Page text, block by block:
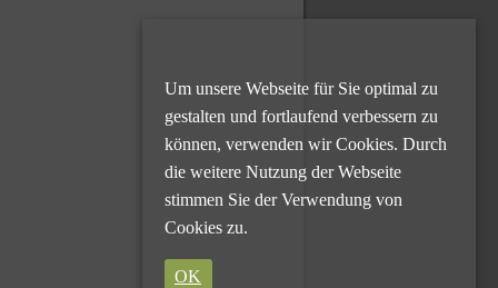
Um unsere Webseite für Sie optimal zu
gestalten und fortlaufend verbessern zu
können, verwenden wir Cookies. Durch
die weitere Nutzung der Webseite
stimmen Sie der Verwendung von
Cookies zu.
OK